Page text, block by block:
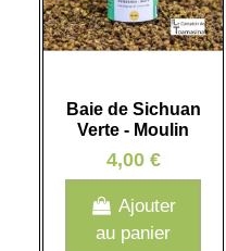
Baie de Sichuan
Verte - Moulin
4,00 €
Ajouter
au panier